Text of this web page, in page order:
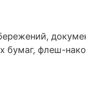
бумаг, флеш-